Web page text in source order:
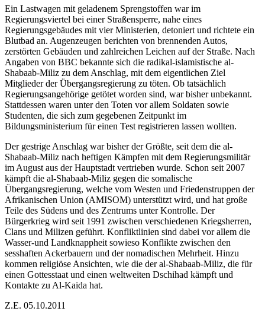
Ein Lastwagen mit geladenem Sprengstoffen war im
Regierungsviertel bei einer Straßensperre, nahe eines
Regierungsgebäudes mit vier Ministerien, detoniert und richtete ein
Blutbad an. Augenzeugen berichten von brennenden Autos,
zerstörten Gebäuden und zahlreichen Leichen auf der Straße. Nach
Angaben von BBC bekannte sich die radikal-islamistische al-
Shabaab-Miliz zu dem Anschlag, mit dem eigentlichen Ziel
Mitglieder der Übergangsregierung zu töten. Ob tatsächlich
Regierungsangehörige getötet worden sind, war bisher unbekannt.
Stattdessen waren unter den Toten vor allem Soldaten sowie
Studenten, die sich zum gegebenen Zeitpunkt im
Bildungsministerium für einen Test registrieren lassen wollten.
Der gestrige Anschlag war bisher der Größte, seit dem die al-
Shabaab-Miliz nach heftigen Kämpfen mit dem Regierungsmilitär
im August aus der Hauptstadt vertrieben wurde. Schon seit 2007
kämpft die al-Shabaab-Miliz gegen die somalische
Übergangsregierung, welche vom Westen und Friedenstruppen der
Afrikanischen Union (AMISOM) unterstützt wird, und hat große
Teile des Südens und des Zentrums unter Kontrolle. Der
Bürgerkrieg wird seit 1991 zwischen verschiedenen Kriegsherren,
Clans und Milizen geführt. Konfliktlinien sind dabei vor allem die
Wasser-und Landknappheit sowieso Konflikte zwischen den
sesshaften Ackerbauern und der nomadischen Mehrheit. Hinzu
kommen religiöse Ansichten, wie die der al-Shabaab-Miliz, die für
einen Gottesstaat und einen weltweiten Dschihad kämpft und
Kontakte zu Al-Kaida hat.
Z.E. 05.10.2011